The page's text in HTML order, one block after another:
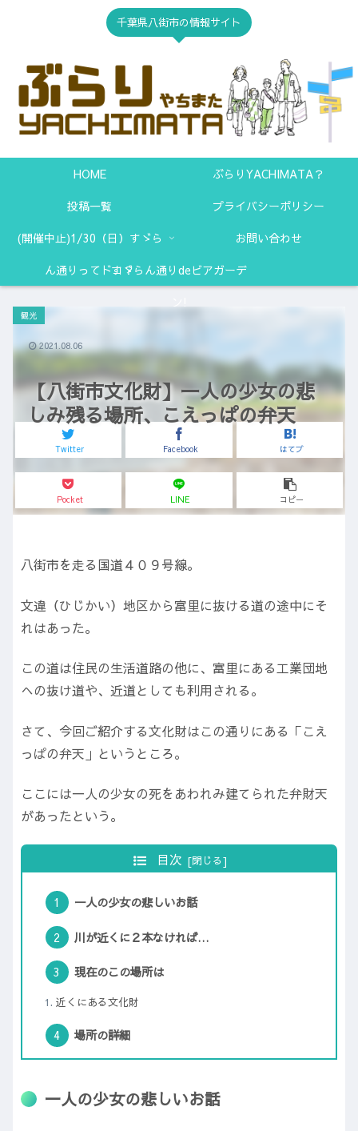
千葉県八街市の情報サイト
HOME
ぶらりYACHIMATA？
投稿一覧
プライバシーポリシー
(開催中止)1/30（日）すゞら
ん通りってドコ？
お問い合わせ
すゞらん通りdeビアガーデ
【八街市文化財】一人の少女の悲
しみ残る場所、こえっぱの弁天
観光
Twitter Facebook はてブ
Pocket LINE コピー
2021.08.06
八街市を走る国道４０９号線。
文違（ひじかい）地区から富里に抜ける道の途中にそ
れはあった。
この道は住民の生活道路の他に、富里にある工業団地
への抜け道や、近道としても利用される。
さて、今回ご紹介する文化財はこの通りにある「こえ
っぱの弁天」というところ。
ここには一人の少女の死をあわれみ建てられた弁財天
があったという。
目次
一人の少女の悲しいお話
川が近くに２本なければ…
現在のこの場所は
近くにある文化財
場所の詳細
一人の少女の悲しいお話